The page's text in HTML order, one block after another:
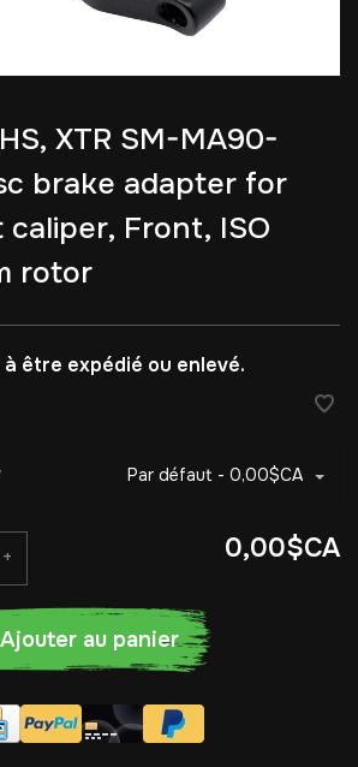
XTR SM-MA90-
brake adapter for
Front, ISO
rotor
être expédié ou enlevé.
Par défaut - 0,00$CA
+ 0,00$CA
Ajouter au panier